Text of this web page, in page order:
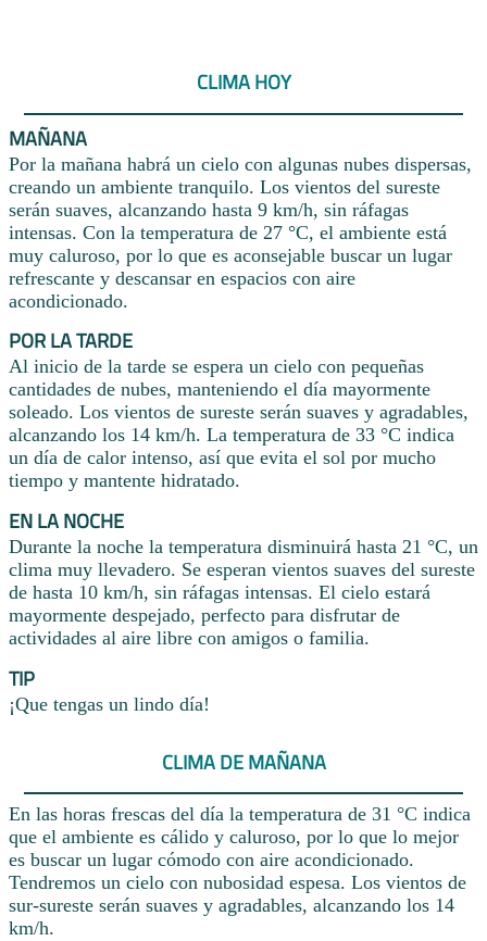
CLIMA HOY
MAÑANA
Por la mañana habrá un cielo con algunas nubes dispersas,
creando un ambiente tranquilo. Los vientos del sureste
serán suaves, alcanzando hasta 9 km/h, sin ráfagas
intensas. Con la temperatura de 27 °C, el ambiente está
muy caluroso, por lo que es aconsejable buscar un lugar
refrescante y descansar en espacios con aire
acondicionado.
POR LA TARDE
Al inicio de la tarde se espera un cielo con pequeñas
cantidades de nubes, manteniendo el día mayormente
soleado. Los vientos de sureste serán suaves y agradables,
alcanzando los 14 km/h. La temperatura de 33 °C indica
un día de calor intenso, así que evita el sol por mucho
tiempo y mantente hidratado.
EN LA NOCHE
Durante la noche la temperatura disminuirá hasta 21 °C, un
clima muy llevadero. Se esperan vientos suaves del sureste
de hasta 10 km/h, sin ráfagas intensas. El cielo estará
mayormente despejado, perfecto para disfrutar de
actividades al aire libre con amigos o familia.
TIP
¡Que tengas un lindo día!
CLIMA DE MAÑANA
En las horas frescas del día la temperatura de 31 °C indica
que el ambiente es cálido y caluroso, por lo que lo mejor
es buscar un lugar cómodo con aire acondicionado.
Tendremos un cielo con nubosidad espesa. Los vientos de
sur-sureste serán suaves y agradables, alcanzando los 14
km/h.